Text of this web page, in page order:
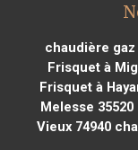
chaudière
Frisquet à
Frisquet à
Melesse 35520
Vieux 74940